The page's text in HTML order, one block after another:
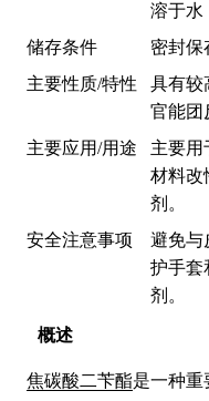
概述
焦碳酸二苄酯是一种重
溶于水
储存条件
密封保
主要性质/特性
具有较
官能团
主要应用/用途
主要用
材料改
剂。
安全注意事项
避免与
护手套
剂。